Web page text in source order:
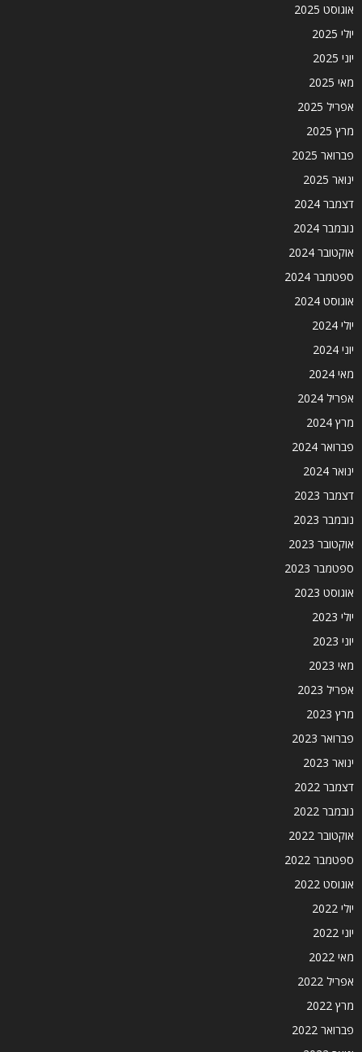
אוגוסט 2025
יולי 2025
יוני 2025
מאי 2025
אפריל 2025
מרץ 2025
פברואר 2025
ינואר 2025
דצמבר 2024
נובמבר 2024
אוקטובר 2024
ספטמבר 2024
אוגוסט 2024
יולי 2024
יוני 2024
מאי 2024
אפריל 2024
מרץ 2024
פברואר 2024
ינואר 2024
דצמבר 2023
נובמבר 2023
אוקטובר 2023
ספטמבר 2023
אוגוסט 2023
יולי 2023
יוני 2023
מאי 2023
אפריל 2023
מרץ 2023
פברואר 2023
ינואר 2023
דצמבר 2022
נובמבר 2022
אוקטובר 2022
ספטמבר 2022
אוגוסט 2022
יולי 2022
יוני 2022
מאי 2022
אפריל 2022
מרץ 2022
פברואר 2022